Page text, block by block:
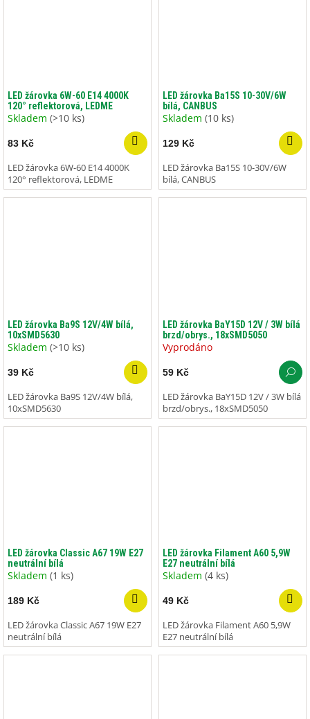
LED žárovka 6W-60 E14 4000K
120° reflektorová, LEDME
Skladem (>10 ks)
83 Kč
LED žárovka 6W-60 E14 4000K
120° reflektorová, LEDME
LED žárovka Ba15S 10-30V/6W
bílá, CANBUS
Skladem (10 ks)
129 Kč
LED žárovka Ba15S 10-30V/6W
bílá, CANBUS
LED žárovka Ba9S 12V/4W bílá,
10xSMD5630
Skladem (>10 ks)
39 Kč
LED žárovka Ba9S 12V/4W bílá,
10xSMD5630
LED žárovka BaY15D 12V / 3W bílá
brzd/obrys., 18xSMD5050
Vyprodáno
59 Kč
LED žárovka BaY15D 12V / 3W bílá
brzd/obrys., 18xSMD5050
LED žárovka Classic A67 19W E27
neutrální bílá
Skladem (1 ks)
189 Kč
LED žárovka Classic A67 19W E27
neutrální bílá
LED žárovka Filament A60 5,9W
E27 neutrální bílá
Skladem (4 ks)
49 Kč
LED žárovka Filament A60 5,9W
E27 neutrální bílá